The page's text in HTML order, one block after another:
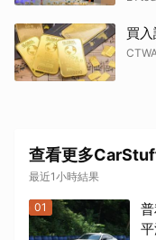
買
查看更多
最近1小時結果
01